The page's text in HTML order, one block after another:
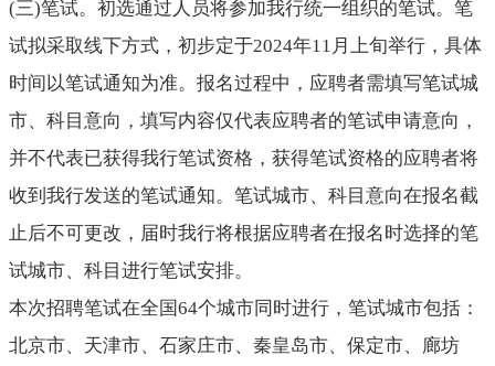
(三)笔试。初选通过人员将参加我行统一组织的笔试。笔
试拟采取线下方式，初步定于2024年11月上旬举行，具体
时间以笔试通知为准。 报名过程中，应聘者需填写笔试城
市、科目意向，填写内容仅代表应聘者的笔试申请意向，
并不代表已获得我行笔试资格，获得笔试资格的应聘者将
收到我行发送的笔试通知。笔试城市、科目意向在报名截
止后不可更改，届时我行将根据应聘者在报名时选择的笔
试城市、科目进行笔试安排。
本次招聘笔试在全国64个城市同时进行，笔试城市包括：
北京市、天津市、石家庄市、秦皇岛市、保定市、廊坊